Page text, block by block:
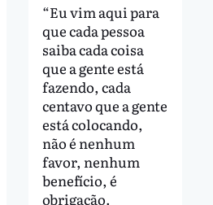
“Eu vim aqui para
que cada pessoa
saiba cada coisa
que a gente está
fazendo, cada
centavo que a gente
está colocando,
não é nenhum
favor, nenhum
benefício, é
obrigação.